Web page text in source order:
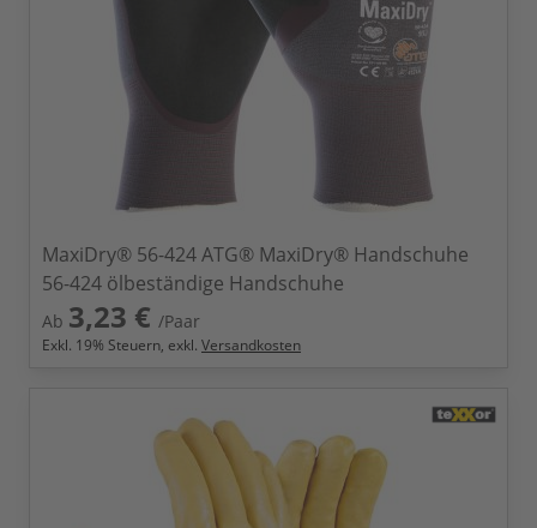
MaxiDry® 56-424 ATG® MaxiDry® Handschuhe
56-424 ölbeständige Handschuhe
Ab 3,23 € /Paar
Exkl. 19% Steuern, exkl. Versandkosten